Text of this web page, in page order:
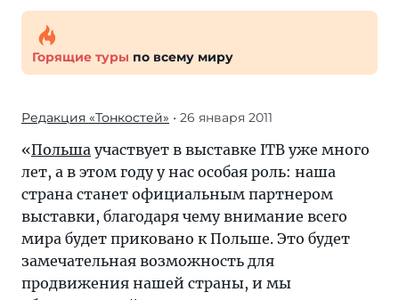
Горящие туры по всему миру
Редакция «Тонкостей» • 26 января 2011
«Польша участвует в выставке ITB уже много
лет, а в этом году у нас особая роль: наша
страна станет официальным партнером
выставки, благодаря чему внимание всего
мира будет приковано к Польше. Это будет
замечательная возможность для
продвижения нашей страны, и мы